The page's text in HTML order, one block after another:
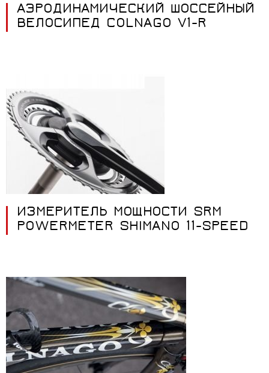
АЭРОДИНАМИЧЕСКИЙ ШОССЕЙНЫЙ
ВЕЛОСИПЕД COLNAGO V1-R
ИЗМЕРИТЕЛЬ МОЩНОСТИ SRM
POWERMETER SHIMANO 11-SPEED